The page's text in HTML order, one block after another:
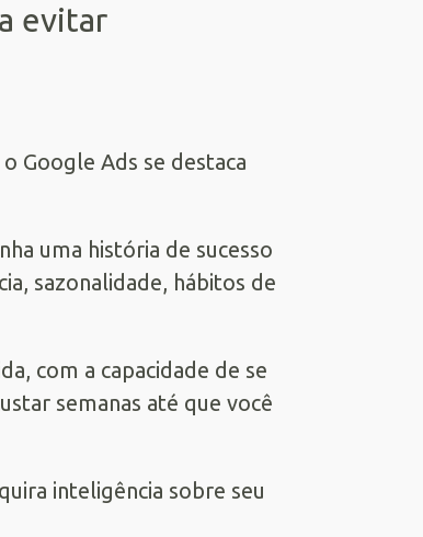
evitar
Google Ads se destaca
uma história de sucesso
sazonalidade, hábitos de
com a capacidade de se
semanas até que você
inteligência sobre seu